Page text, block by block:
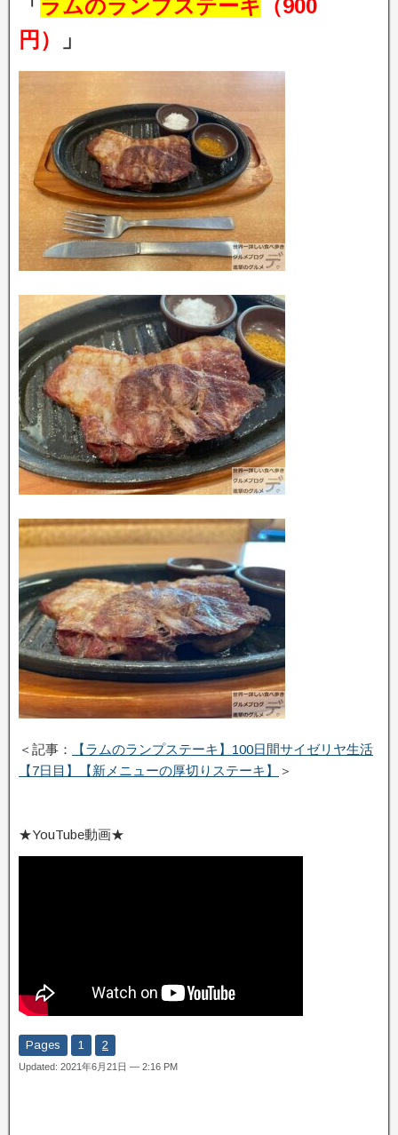
「 ラムのランプステーキ （900
円）
」
＜記事：
【ラムのランプステーキ】100日間サイゼリヤ生活
【7日目】【新メニューの厚切りステーキ】
＞
★YouTube動画★
Pages 1 2
Updated: 2021年6月21日 — 2:16 PM